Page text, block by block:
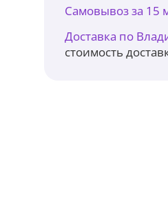
Самовывоз за 15
Доставка по
стоимость